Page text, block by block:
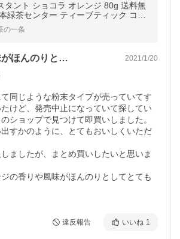
タント ショコラ オレンジ 80g 送料無
緑茶センター ティーブティック ココ
コレート
の一条
がほんのりと… 2021/1/20
同じような粉末タイプが売っていてす
けど、発売中止になっていて探してい
ショップで見つけて即買いしました。
すかのように、とてもおいしくいただ
ましたが、まとめ買いしたいと思いま
の香りや風味がほんのりとしてとても
違反報告 いいね 1